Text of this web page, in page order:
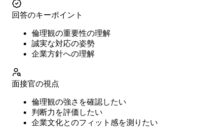
回答のキーポイント
倫理観の重要性の理解
誠実な対応の姿勢
企業方針への理解
面接官の視点
倫理観の強さを確認したい
判断力を評価したい
企業文化とのフィット感を測りたい